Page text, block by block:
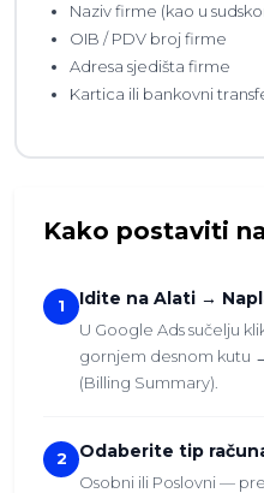
Naziv firme (kao u
OIB / PDV broj firme
Adresa sjedišta firme
Kartica ili bankovni
Kako postaviti
1 Idite na Alati →
U Google Ads sučelju
gornjem desnom kutu
(Billing Summary).
2 Odaberite tip
Osobni ili Poslovni —